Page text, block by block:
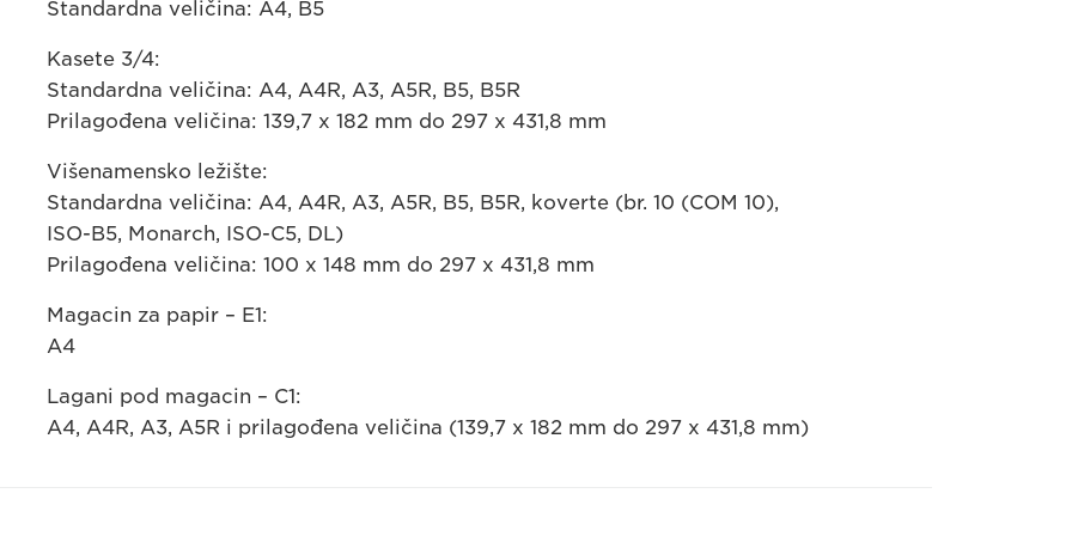
Standardna veličina: A4, B5
Kasete 3/4:
Standardna veličina: A4, A4R, A3, A5R, B5, B5R
Prilagođena veličina: 139,7 x 182 mm do 297 x 431,8 mm
Višenamensko ležište:
Standardna veličina: A4, A4R, A3, A5R, B5, B5R, koverte (br. 10 (COM 10),
ISO-B5, Monarch, ISO-C5, DL)
Prilagođena veličina: 100 x 148 mm do 297 x 431,8 mm
Magacin za papir – E1:
A4
Lagani pod magacin – C1:
A4, A4R, A3, A5R i prilagođena veličina (139,7 x 182 mm do 297 x 431,8 mm)